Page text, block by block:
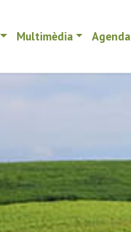
Multimèdia Agenda